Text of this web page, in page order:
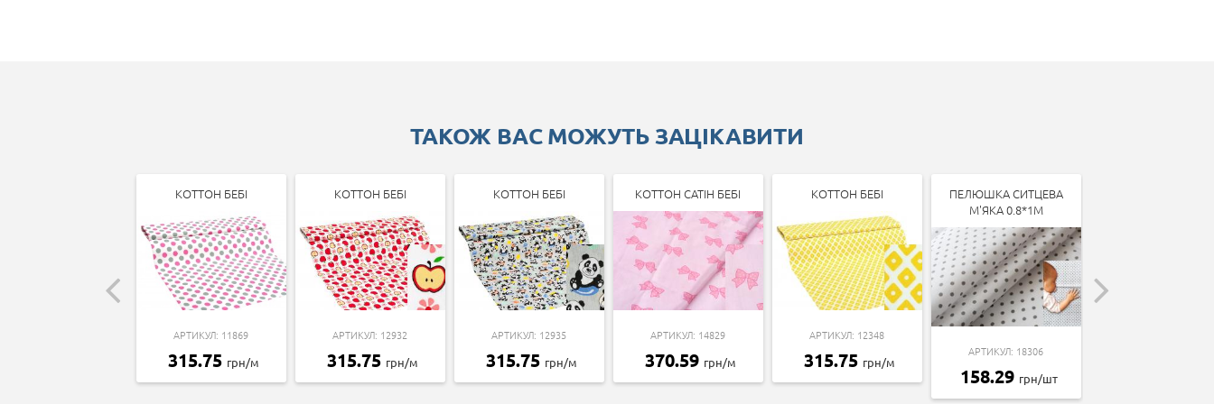
ТАКОЖ ВАС МОЖУТЬ ЗАЦІКАВИТИ
КОТТОН БЕБІ
АРТИКУЛ: 11869
315.75 грн/м
КОТТОН БЕБІ
АРТИКУЛ: 12932
315.75 грн/м
КОТТОН БЕБІ
АРТИКУЛ: 12935
315.75 грн/м
КОТТОН САТІН БЕБІ
АРТИКУЛ: 14829
370.59 грн/м
КОТТОН БЕБІ
АРТИКУЛ: 12348
315.75 грн/м
ПЕЛЮШКА СИТЦЕВА
М'ЯКА 0.8*1М
АРТИКУЛ: 18306
158.29 грн/шт